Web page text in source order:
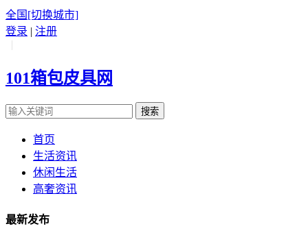
全国 [切换城市]
登录 | 注册
|
101箱包皮具网
搜索
首页
生活资讯
休闲生活
高奢资讯
最新发布